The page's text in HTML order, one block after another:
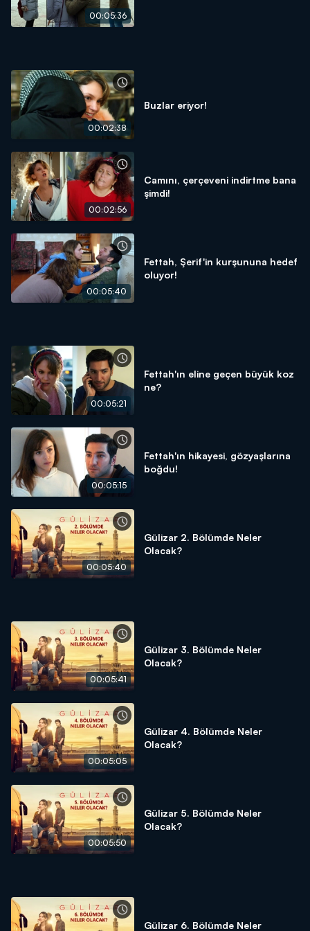
00:05:36
00:02:38
Buzlar eriyor!
00:02:56
Camını, çerçeveni indirtme bana
şimdi!
00:05:40
Fettah, Şerif'in kurşununa hedef
oluyor!
00:05:21
Fettah'ın eline geçen büyük koz
ne?
00:05:15
Fettah'ın hikayesi, gözyaşlarına
boğdu!
00:05:40
Gülizar 2. Bölümde Neler
Olacak?
00:05:41
Gülizar 3. Bölümde Neler
Olacak?
00:05:05
Gülizar 4. Bölümde Neler
Olacak?
00:05:50
Gülizar 5. Bölümde Neler
Olacak?
Gülizar 6. Bölümde Neler